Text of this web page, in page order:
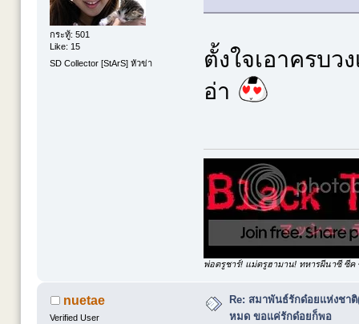
กระทู้: 501
Like: 15
SD Collector [StArS] หัวข่า
ตั้งใจเอาครบว
อ่า
พ่อตรูชาร์! แม่ตรูฮามาน! ทหารผีนาซี ซีค
nuetae
Verified User
Re: สมาพันธ์รักด๋อยแห่งชา
หมด ขอแค่รักด๋อยก็พอ